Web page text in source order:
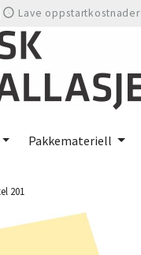
Lave oppstartkostnader
Pakkemateriell
201